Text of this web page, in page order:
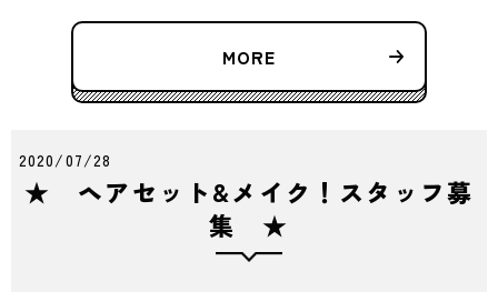
MORE
2020/07/28
★ ヘアセット&メイク！スタッフ募
集 ★